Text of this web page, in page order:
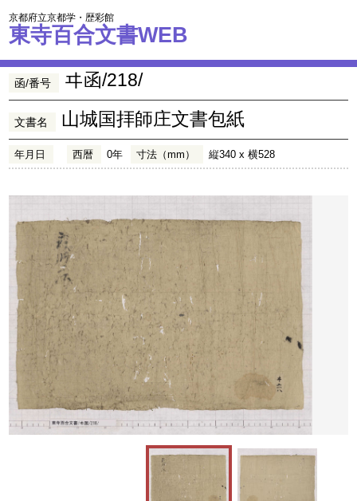
京都府立京都学・歴彩館
東寺百合文書WEB
函/番号 ヰ函/218/
文書名 山城国拝師庄文書包紙
年月日 西暦 0年 寸法（mm） 縦340 x 横528